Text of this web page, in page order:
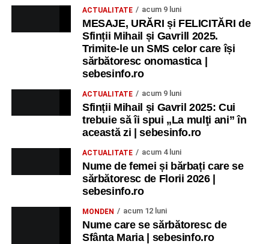
ACTUALITATE acum 9 luni
MESAJE, URĂRI și FELICITĂRI de
Sfinții Mihail și Gavrill 2025.
Trimite-le un SMS celor care își
sărbătoresc onomastica |
sebesinfo.ro
ACTUALITATE acum 9 luni
Sfinții Mihail și Gavril 2025: Cui
trebuie să îi spui „La mulţi ani” în
această zi | sebesinfo.ro
ACTUALITATE acum 4 luni
Nume de femei și bărbați care se
sărbătoresc de Florii 2026 |
sebesinfo.ro
MONDEN acum 12 luni
Nume care se sărbătoresc de
Sfânta Maria | sebesinfo.ro